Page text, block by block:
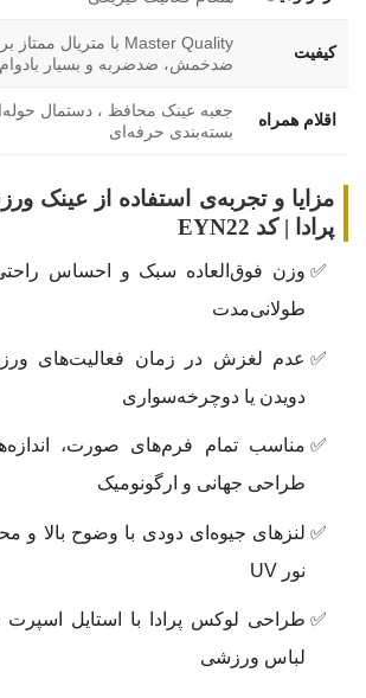
کیفیت
ضدخمش، ضدضربه و بسیار بادوام
اقلام همراه
جعبه عینک محافظ ، دستمال
بسته‌بندی حرفه‌ای
مزایا و تجربه‌ی استفاده از عینک
پرادا | کد EYN22
وزن فوق‌العاده سبک و احساس
طولانی‌مدت
عدم لغزش در زمان فعالیت‌های
دویدن یا دوچرخه‌سواری
مناسب تمام فرم‌های صورت،
طراحی جهانی و ارگونومیک
لنزهای جیوه‌ای دودی با وضوح بالا و
نور UV
طراحی لوکس پرادا با استایل اسپرت
لباس ورزشی